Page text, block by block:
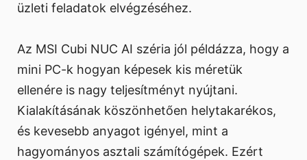
üzleti feladatok elvégzéséhez.
Az MSI Cubi NUC AI széria jól példázza, hogy a
mini PC-k hogyan képesek kis méretük
ellenére is nagy teljesítményt nyújtani.
Kialakításának köszönhetően helytakarékos,
és kevesebb anyagot igényel, mint a
hagyományos asztali számítógépek. Ezért